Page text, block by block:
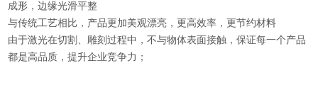
成形，边缘光滑平整
与传统工艺相比，产品更加美观漂亮，更高效率，更节约材料
由于激光在切割、雕刻过程中，不与物体表面接触，保证每一个产品
都是高品质，提升企业竞争力；